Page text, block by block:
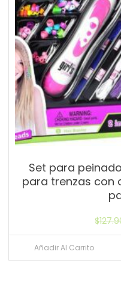
Set para
para trenzas con
$
Añadir Al Carrito